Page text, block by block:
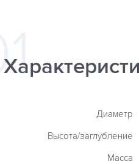
Диаметр
Высота/заглубление
Масса